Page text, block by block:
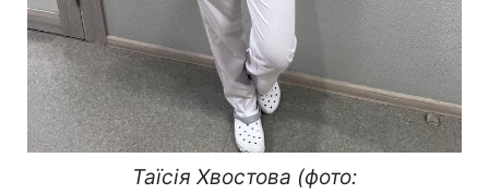
Таїсія Хвостова (фото: